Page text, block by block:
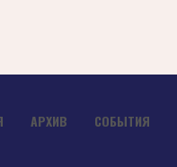
АРХИВ СОБЫТИЯ